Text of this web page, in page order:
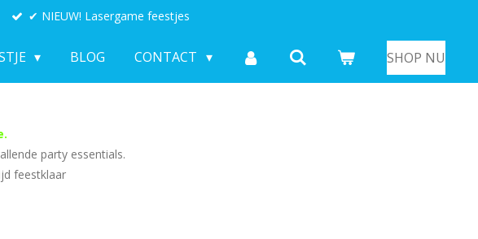
✔ NIEUW! Lasergame feestjes
BLOG CONTACT SHOP NU
party essentials.
feestklaar